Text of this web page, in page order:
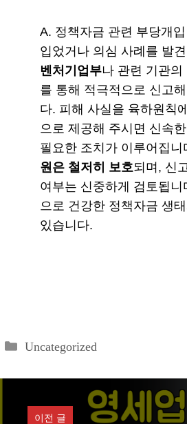
A. 정책자금 관련 부당개
입었거나 의심 사례를 발
벤처기업부나 관련 기관의
를 통해 적극적으로 신고
다. 피해 사실을 육하원칙
으로 제공해 주시면 신속
필요한 조치가 이루어집니
원은 철저히 보호되며, 신
여부는 신중하게 검토됩니
으로 건강한 정책자금 생
있습니다.
카
고
Uncategorized
이전 글